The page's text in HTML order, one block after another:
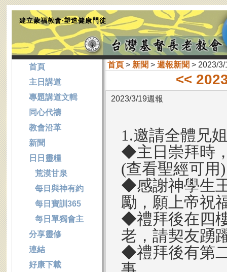
建立蒙福教會‧塑造健康門徒
首頁> 新聞 > 週報新聞 > 2023/3/
<<
2023/3/19週報
1.邀請全體兄
◆主日崇拜時
(查看聖經可用
◆感謝神學生
勵，願上帝祝
◆禮拜後在四
老，請契友踴
◆禮拜後有第
首頁
主日講道
專題講道文輯
同心代禱
教會沿革
新聞
日日靈糧
荒漠甘泉
每日與神有約
每日寶訓365
每日單獨會主
分享靈修
連結
好康下載